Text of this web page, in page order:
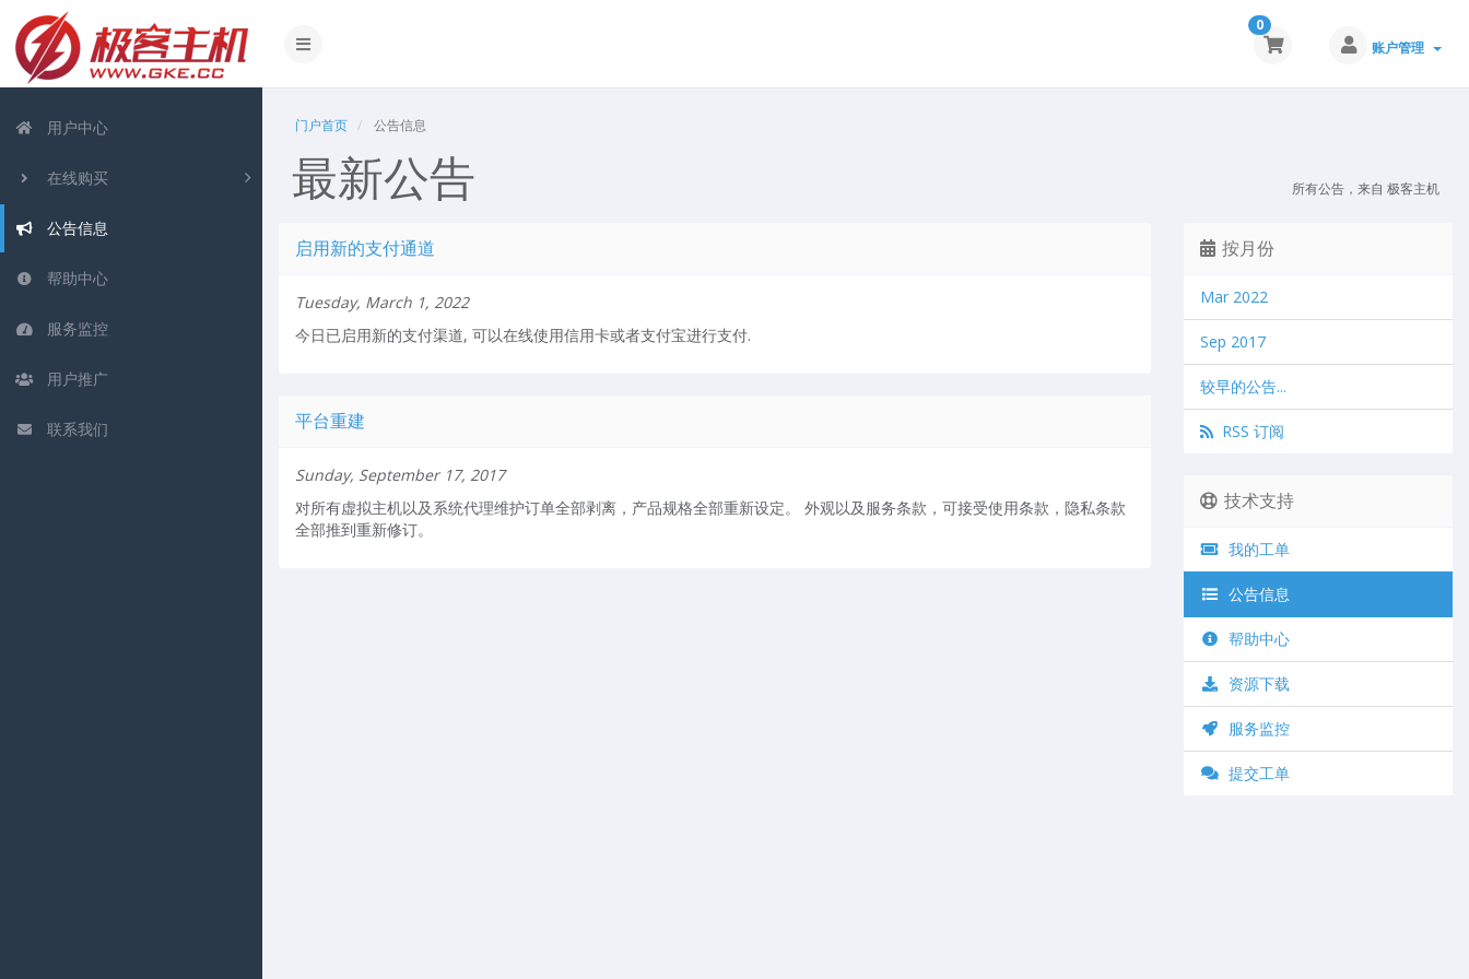
0
账户管理
用户中心
在线购买
公告信息
帮助中心
服务监控
用户推广
联系我们
门户首页 公告信息
最新公告 所有公告，来自 极客主机
按月份
Mar 2022
Sep 2017
较早的公告...
RSS 订阅
启用新的支付通道
Tuesday, March 1, 2022
今日已启用新的支付渠道, 可以在线使用信用卡或者支付宝进行支付.
平台重建
Sunday, September 17, 2017
对所有虚拟主机以及系统代理维护订单全部剥离，产品规格全部重新设定。 外观以及服务条款，可接受使用条款，隐私条款
全部推到重新修订。
技术支持
我的工单
公告信息
帮助中心
资源下载
服务监控
提交工单